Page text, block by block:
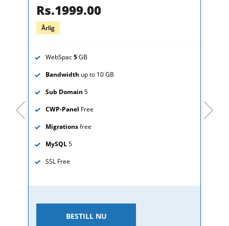
Rs.1999.00
Årlig
WebSpac5GB
Bandwidth up to 10 GB
Sub Domain 5
CWP-Panel Free
Migrationsfree
MySQL5
SSL Free
BESTILL NU
prev next